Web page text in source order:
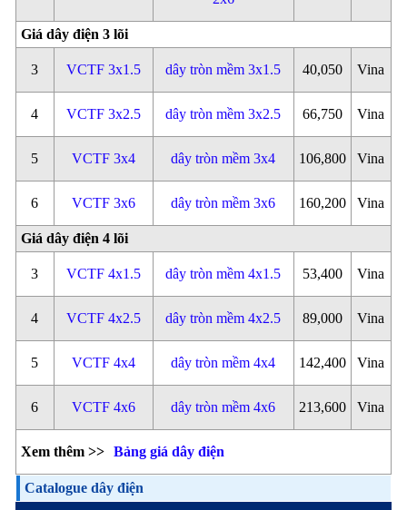
Giá dây điện 3 lõi
3 VCTF 3x1.5 dây tròn mềm 3x1.5 40,050 Vina
4 VCTF 3x2.5 dây tròn mềm 3x2.5 66,750 Vina
5 VCTF 3x4 dây tròn mềm 3x4 106,800 Vina
6 VCTF 3x6 dây tròn mềm 3x6 160,200 Vina
Giá dây điện 4 lõi
3 VCTF 4x1.5 dây tròn mềm 4x1.5 53,400 Vina
4 VCTF 4x2.5 dây tròn mềm 4x2.5 89,000 Vina
5 VCTF 4x4 dây tròn mềm 4x4 142,400 Vina
6 VCTF 4x6 dây tròn mềm 4x6 213,600 Vina
Xem thêm >> Bảng giá dây điện
Catalogue dây điện